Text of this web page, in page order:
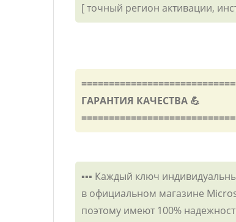
[ точный регион активации,
ГАРАНТИЯ КАЧЕСТВА 💪
▪️▪️▪️ Каждый ключ
в официальном магазине
поэтому имеют 100%